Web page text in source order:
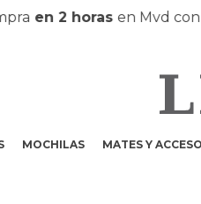
en 2 horasen Mvd con
MOCHILAS MATES Y